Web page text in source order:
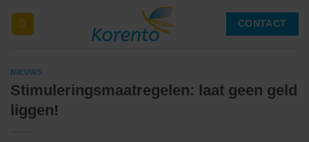
naar
CONTACT
NIEUWS
Stimuleringsmaatregelen: laat geen geld
liggen!